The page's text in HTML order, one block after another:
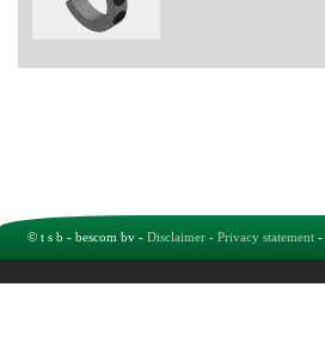
© t s b - bescom bv - Disclaimer - Privacy statement -